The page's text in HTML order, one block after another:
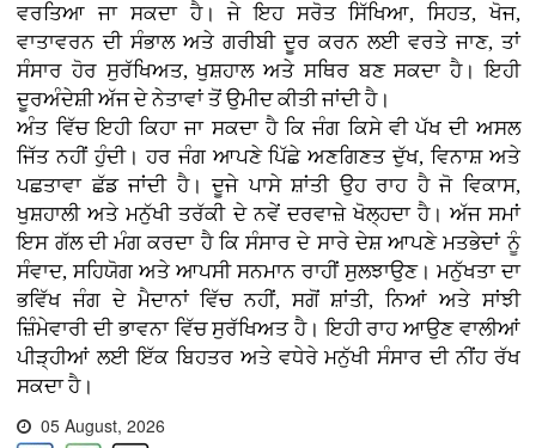
ਵਰਤਿਆ ਜਾ ਸਕਦਾ ਹੈ। ਜੇ ਇਹ ਸਰੋਤ ਸਿੱਖਿਆ, ਸਿਹਤ, ਖੋਜ,
ਵਾਤਾਵਰਨ ਦੀ ਸੰਭਾਲ ਅਤੇ ਗਰੀਬੀ ਦੂਰ ਕਰਨ ਲਈ ਵਰਤੇ ਜਾਣ, ਤਾਂ
ਸੰਸਾਰ ਹੋਰ ਸੁਰੱਖਿਅਤ, ਖੁਸ਼ਹਾਲ ਅਤੇ ਸਥਿਰ ਬਣ ਸਕਦਾ ਹੈ। ਇਹੀ
ਦੂਰਅੰਦੇਸ਼ੀ ਅੱਜ ਦੇ ਨੇਤਾਵਾਂ ਤੋਂ ਉਮੀਦ ਕੀਤੀ ਜਾਂਦੀ ਹੈ।
ਅੰਤ ਵਿੱਚ ਇਹੀ ਕਿਹਾ ਜਾ ਸਕਦਾ ਹੈ ਕਿ ਜੰਗ ਕਿਸੇ ਵੀ ਪੱਖ ਦੀ ਅਸਲ
ਜਿੱਤ ਨਹੀਂ ਹੁੰਦੀ। ਹਰ ਜੰਗ ਆਪਣੇ ਪਿੱਛੇ ਅਣਗਿਣਤ ਦੁੱਖ, ਵਿਨਾਸ਼ ਅਤੇ
ਪਛਤਾਵਾ ਛੱਡ ਜਾਂਦੀ ਹੈ। ਦੂਜੇ ਪਾਸੇ ਸ਼ਾਂਤੀ ਉਹ ਰਾਹ ਹੈ ਜੋ ਵਿਕਾਸ,
ਖੁਸ਼ਹਾਲੀ ਅਤੇ ਮਨੁੱਖੀ ਤਰੱਕੀ ਦੇ ਨਵੇਂ ਦਰਵਾਜ਼ੇ ਖੋਲ੍ਹਦਾ ਹੈ। ਅੱਜ ਸਮਾਂ
ਇਸ ਗੱਲ ਦੀ ਮੰਗ ਕਰਦਾ ਹੈ ਕਿ ਸੰਸਾਰ ਦੇ ਸਾਰੇ ਦੇਸ਼ ਆਪਣੇ ਮਤਭੇਦਾਂ ਨੂੰ
ਸੰਵਾਦ, ਸਹਿਯੋਗ ਅਤੇ ਆਪਸੀ ਸਨਮਾਨ ਰਾਹੀਂ ਸੁਲਝਾਉਣ। ਮਨੁੱਖਤਾ ਦਾ
ਭਵਿੱਖ ਜੰਗ ਦੇ ਮੈਦਾਨਾਂ ਵਿੱਚ ਨਹੀਂ, ਸਗੋਂ ਸ਼ਾਂਤੀ, ਨਿਆਂ ਅਤੇ ਸਾਂਝੀ
ਜ਼ਿੰਮੇਵਾਰੀ ਦੀ ਭਾਵਨਾ ਵਿੱਚ ਸੁਰੱਖਿਅਤ ਹੈ। ਇਹੀ ਰਾਹ ਆਉਣ ਵਾਲੀਆਂ
ਪੀੜ੍ਹੀਆਂ ਲਈ ਇੱਕ ਬਿਹਤਰ ਅਤੇ ਵਧੇਰੇ ਮਨੁੱਖੀ ਸੰਸਾਰ ਦੀ ਨੀਂਹ ਰੱਖ
ਸਕਦਾ ਹੈ।
05 August, 2026